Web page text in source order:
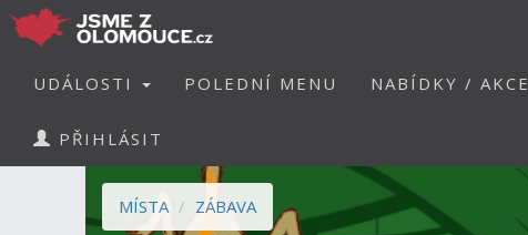
UDÁLOSTI POLEDNÍ MENU NABÍDKY / AKCE
PŘIHLÁSIT
MÍSTA ZÁBAVA